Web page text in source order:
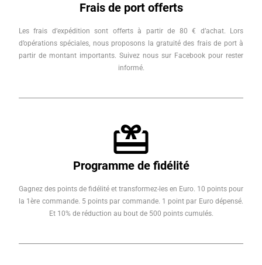
Frais de port offerts
Les frais d’expédition sont offerts à partir de 80 € d’achat. Lors
d’opérations spéciales, nous proposons la gratuité des frais de port à
partir de montant importants. Suivez nous sur Facebook pour rester
informé.
Programme de fidélité
Gagnez des points de fidélité et transformez-les en Euro. 10 points pour
la 1ère commande. 5 points par commande. 1 point par Euro dépensé.
Et 10% de réduction au bout de 500 points cumulés.